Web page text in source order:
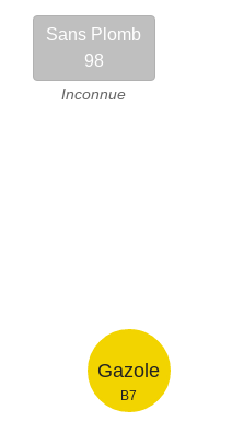
Sans Plomb
98
Inconnue
Gazole
B7